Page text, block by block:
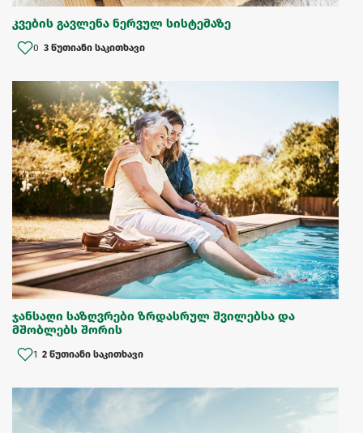
კვების გავლენა ნერვულ სისტემაზე
0 3 წუთიანი საკითხავი
ჯანსაღი საზღვრები ზრდასრულ შვილებსა და
მშობლებს შორის
1 2 წუთიანი საკითხავი